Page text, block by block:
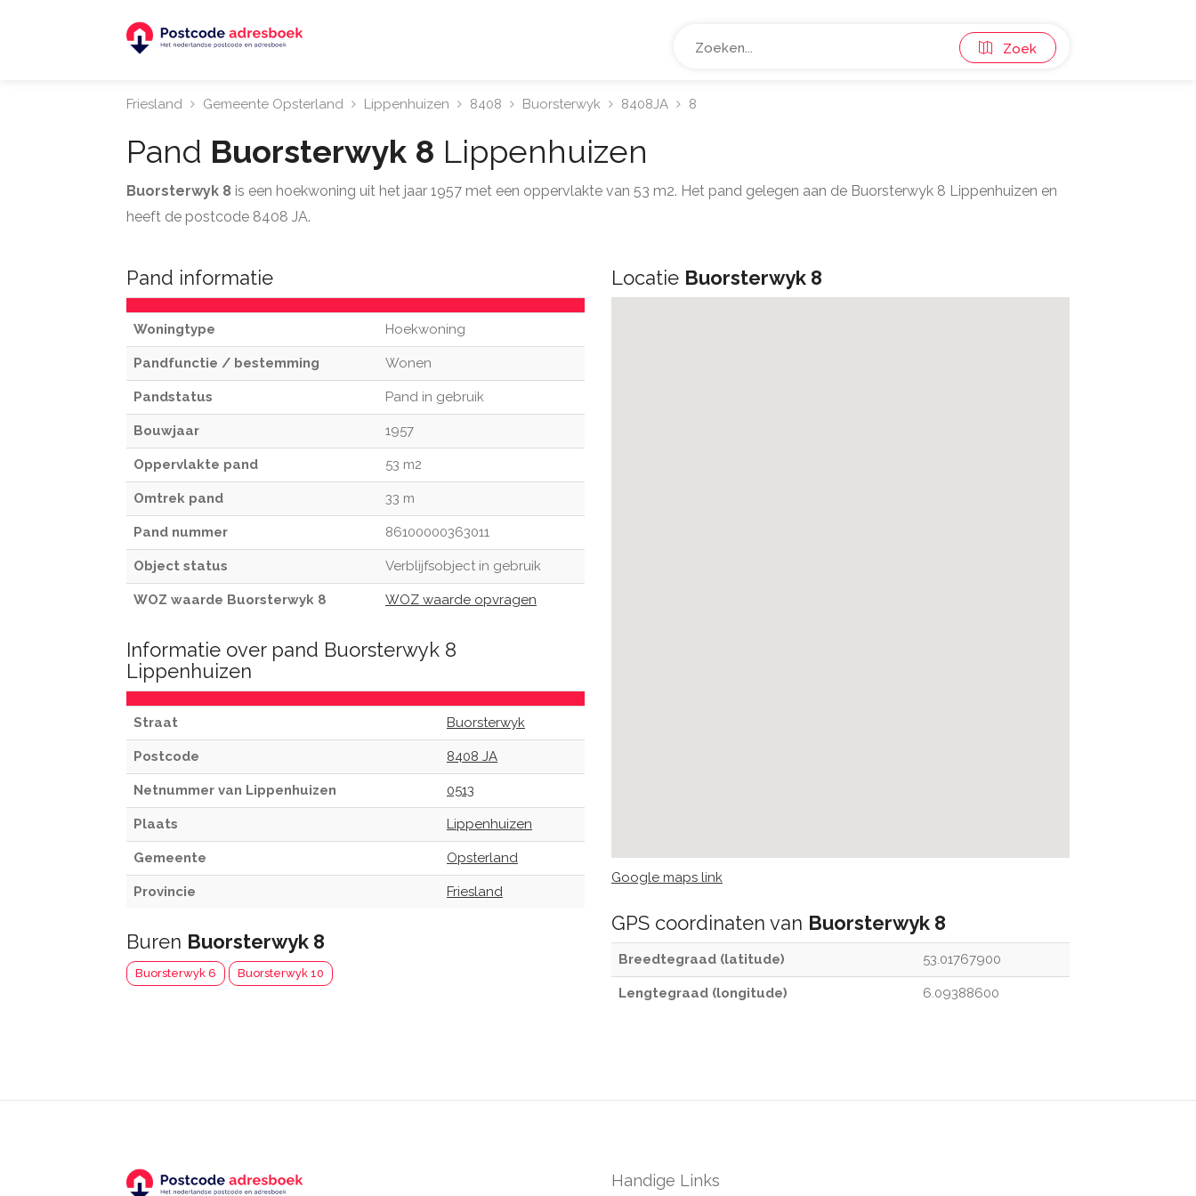
Zoek
Friesland Gemeente Opsterland Lippenhuizen 8408 Buorsterwyk 8408JA 8
Pand Buorsterwyk 8 Lippenhuizen
Buorsterwyk 8 is een hoekwoning uit het jaar 1957 met een oppervlakte van 53 m2. Het pand gelegen aan de Buorsterwyk 8 Lippenhuizen en
heeft de postcode 8408 JA.
Pand informatie
Woningtype Hoekwoning
Pandfunctie / bestemming Wonen
Pandstatus Pand in gebruik
Bouwjaar 1957
Oppervlakte pand 53 m2
Omtrek pand 33 m
Pand nummer 86100000363011
Object status Verblijfsobject in gebruik
WOZ waarde Buorsterwyk 8 WOZ waarde opvragen
Informatie over pand Buorsterwyk 8
Lippenhuizen
Straat Buorsterwyk
Postcode 8408 JA
Netnummer van Lippenhuizen 0513
Plaats Lippenhuizen
Gemeente Opsterland
Provincie Friesland
Buren Buorsterwyk 8
Buorsterwyk 6 Buorsterwyk 10
Locatie Buorsterwyk 8
Google maps link
GPS coordinaten van Buorsterwyk 8
Breedtegraad (latitude) 53.01767900
Lengtegraad (longitude) 6.09388600
Handige Links